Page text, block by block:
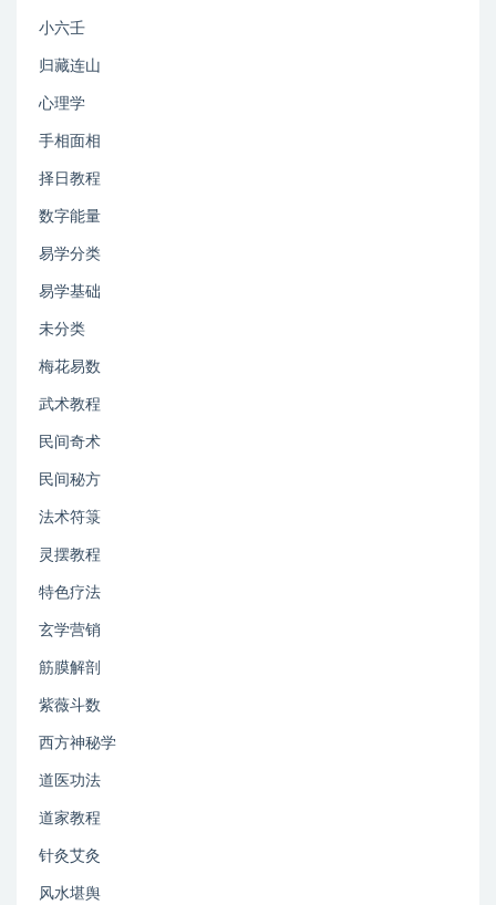
小六壬
归藏连山
心理学
手相面相
择日教程
数字能量
易学分类
易学基础
未分类
梅花易数
武术教程
民间奇术
民间秘方
法术符箓
灵摆教程
特色疗法
玄学营销
筋膜解剖
紫薇斗数
西方神秘学
道医功法
道家教程
针灸艾灸
风水堪舆